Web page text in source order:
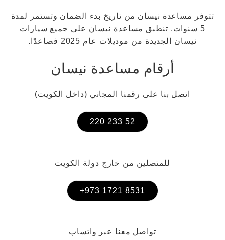
تتوفر مساعدة نيسان من تاريخ بدء الضمان وتستمر لمدة
5 سنوات. تنطبق مساعدة نيسان على جميع سيارات
نيسان الجديدة من موديلات عام 2025 فصاعدًا.
أرقام مساعدة نيسان
اتصل بنا على رقمنا المجاني (داخل الكويت)
52 233 220
للمتصلين من خارج دولة الكويت
8531 1721 973+
تواصل معنا عبر واتساب